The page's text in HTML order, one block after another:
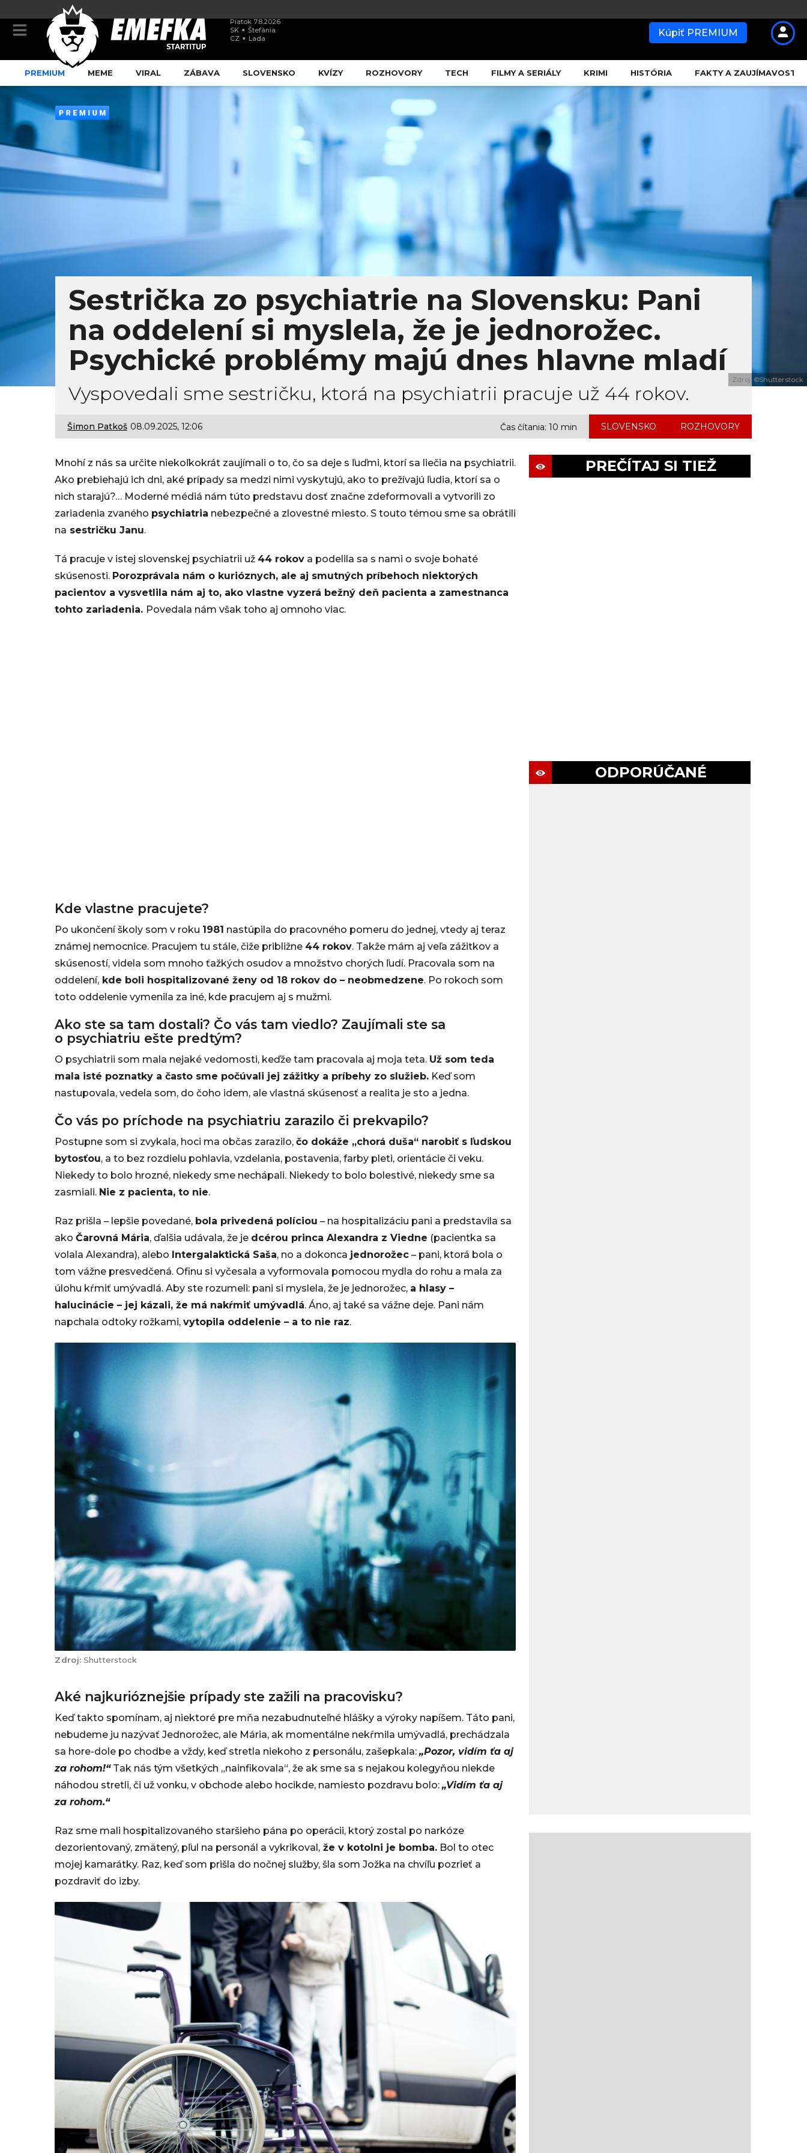
Piatok 7.8.2026
SK
Štefánia
CZ
Lada Kúpiť PREMIUM
PREMIUM MEME VIRAL ZÁBAVA SLOVENSKO KVÍZY ROZHOVORY TECH FILMY A SERIÁLY KRIMI HISTÓRIA FAKTY A ZAUJÍMAVOSTI
Zdroj: ©Shutterstock
Sestrička zo psychiatrie na Slovensku: Pani
na oddelení si myslela, že je jednorožec.
Psychické problémy majú dnes hlavne mladí
Vyspovedali sme sestričku, ktorá na psychiatrii pracuje už 44 rokov.
Šimon Patkoš 08.09.2025, 12:06
1
.
0
0
Čas čítania: 10 min SLOVENSKO ROZHOVORY
Mnohí z nás sa určite niekoľkokrát zaujímali o to, čo sa deje s ľuďmi, ktorí sa liečia na psychiatrii.
Ako prebiehajú ich dni, aké prípady sa medzi nimi vyskytujú, ako to prežívajú ľudia, ktorí sa o
nich starajú?… Moderné médiá nám túto predstavu dosť značne zdeformovali a vytvorili zo
zariadenia zvaného psychiatria nebezpečné a zlovestné miesto. S touto témou sme sa obrátili
na sestričku Janu.
Tá pracuje v istej slovenskej psychiatrii už 44 rokov a podelila sa s nami o svoje bohaté
skúsenosti. Porozprávala nám o kurióznych, ale aj smutných príbehoch niektorých
pacientov a vysvetlila nám aj to, ako vlastne vyzerá bežný deň pacienta a zamestnanca
tohto zariadenia. Povedala nám však toho aj omnoho viac.
Kde vlastne pracujete?
Po ukončení školy som v roku 1981 nastúpila do pracovného pomeru do jednej, vtedy aj teraz
známej nemocnice. Pracujem tu stále, čiže približne 44 rokov. Takže mám aj veľa zážitkov a
skúseností, videla som mnoho ťažkých osudov a množstvo chorých ľudí. Pracovala som na
oddelení, kde boli hospitalizované ženy od 18 rokov do – neobmedzene. Po rokoch som
toto oddelenie vymenila za iné, kde pracujem aj s mužmi.
Ako ste sa tam dostali? Čo vás tam viedlo? Zaujímali ste sa
o psychiatriu ešte predtým?
O psychiatrii som mala nejaké vedomosti, keďže tam pracovala aj moja teta. Už som teda
mala isté poznatky a často sme počúvali jej zážitky a príbehy zo služieb. Keď som
nastupovala, vedela som, do čoho idem, ale vlastná skúsenosť a realita je sto a jedna.
Čo vás po príchode na psychiatriu zarazilo či prekvapilo?
Postupne som si zvykala, hoci ma občas zarazilo, čo dokáže „chorá duša“ narobiť s ľudskou
bytosťou, a to bez rozdielu pohlavia, vzdelania, postavenia, farby pleti, orientácie či veku.
Niekedy to bolo hrozné, niekedy sme nechápali. Niekedy to bolo bolestivé, niekedy sme sa
zasmiali. Nie z pacienta, to nie.
Raz prišla – lepšie povedané, bola privedená políciou – na hospitalizáciu pani a predstavila sa
ako Čarovná Mária, ďalšia udávala, že je dcérou princa Alexandra z Viedne (pacientka sa
volala Alexandra), alebo Intergalaktická Saša, no a dokonca jednorožec – pani, ktorá bola o
tom vážne presvedčená. Ofinu si vyčesala a vyformovala pomocou mydla do rohu a mala za
úlohu kŕmiť umývadlá. Aby ste rozumeli: pani si myslela, že je jednorožec, a hlasy –
halucinácie – jej káza­li, že má nakŕmiť umývadlá. Áno, aj také sa vážne deje. Pani nám
napchala odtoky rožkami, vytopila oddelenie – a to nie raz.
Shutterstock
Aké najkurióznejšie prípady ste zažili na pracovisku?
Keď takto spomínam, aj niektoré pre mňa nezabudnuteľné hlášky a výroky napíšem. Táto pani,
nebudeme ju nazývať Jednorožec, ale Mária, ak momentálne nekŕmila umývadlá, prechádzala
sa hore-dole po chodbe a vždy, keď stretla niekoho z personálu, zašepkala: „Pozor, vidím ťa aj
za rohom!“Tak nás tým všetkých „nainfikovala“, že ak sme sa s nejakou kolegyňou niekde
náhodou stretli, či už vonku, v obchode alebo hocikde, namiesto pozdravu bolo: „Vidím ťa aj
za rohom.“
Raz sme mali hospitalizovaného staršieho pána po operácii, ktorý zostal po narkóze
dezorientovaný, zmätený, pľul na personál a vykrikoval, že v kotolni je bomba. Bol to otec
mojej kamarátky. Raz, keď som prišla do nočnej služby, šla som Jožka na chvíľu pozrieť a
pozdraviť do izby.
PREČÍTAJ SI TIEŽ
ODPORÚČANÉ